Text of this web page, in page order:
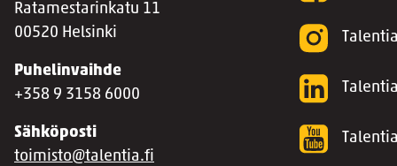
Ratamestarinkatu 11
00520 Helsinki
Puhelinvaihde
+358 9 3158 6000
Sähköposti
toimisto@talentia.fi